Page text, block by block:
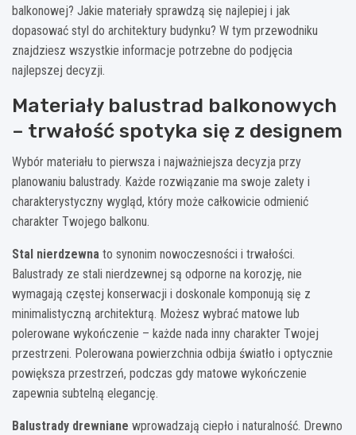
balkonowej? Jakie materiały sprawdzą się najlepiej i jak
dopasować styl do architektury budynku? W tym przewodniku
znajdziesz wszystkie informacje potrzebne do podjęcia
najlepszej decyzji.
Materiały balustrad balkonowych
– trwałość spotyka się z designem
Wybór materiału to pierwsza i najważniejsza decyzja przy
planowaniu balustrady. Każde rozwiązanie ma swoje zalety i
charakterystyczny wygląd, który może całkowicie odmienić
charakter Twojego balkonu.
Stal nierdzewna to synonim nowoczesności i trwałości.
Balustrady ze stali nierdzewnej są odporne na korozję, nie
wymagają częstej konserwacji i doskonale komponują się z
minimalistyczną architekturą. Możesz wybrać matowe lub
polerowane wykończenie – każde nada inny charakter Twojej
przestrzeni. Polerowana powierzchnia odbija światło i optycznie
powiększa przestrzeń, podczas gdy matowe wykończenie
zapewnia subtelną elegancję.
Balustrady drewniane wprowadzają ciepło i naturalność. Drewno